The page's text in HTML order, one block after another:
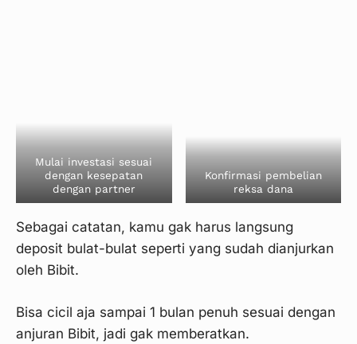
Mulai investasi sesuai
dengan kesepatan
dengan partner
Konfirmasi pembelian
reksa dana
Sebagai catatan, kamu gak harus langsung
deposit bulat-bulat seperti yang sudah dianjurkan
oleh Bibit.
Bisa cicil aja sampai 1 bulan penuh sesuai dengan
anjuran Bibit, jadi gak memberatkan.